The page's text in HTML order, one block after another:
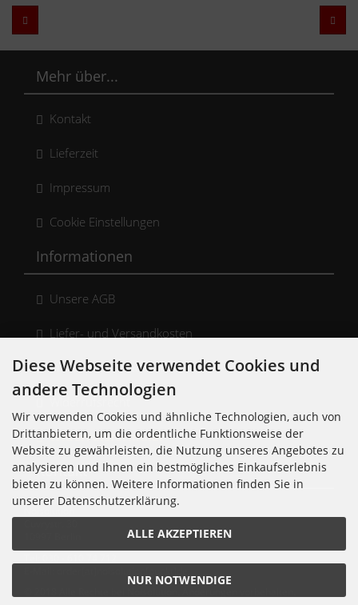
Mehr über...
Kontakt
Lieferzeit
Impressum
Cookie Einstellungen
Informationen
Unsere AGB
Liefer- und Versandkosten
Privatsphäre und Datenschutz
Widerrufsformular
Kontakt
Diese Webseite verwendet Cookies und
andere Technologien
Wir verwenden Cookies und ähnliche Technologien, auch von
Drittanbietern, um die ordentliche Funktionsweise der
Website zu gewährleisten, die Nutzung unseres Angebotes zu
analysieren und Ihnen ein bestmögliches Einkaufserlebnis
bieten zu können. Weitere Informationen finden Sie in
unserer Datenschutzerklärung.
ALLE AKZEPTIEREN
NUR NOTWENDIGE